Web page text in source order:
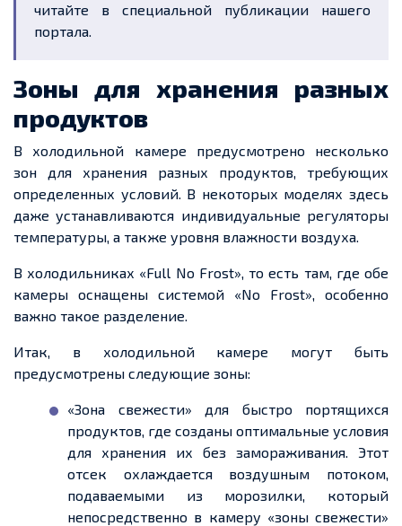
читайте в специальной публикации нашего
портала.
Зоны для хранения разных
продуктов
В холодильной камере предусмотрено несколько
зон для хранения разных продуктов, требующих
определенных условий. В некоторых моделях здесь
даже устанавливаются индивидуальные регуляторы
температуры, а также уровня влажности воздуха.
В холодильниках «Full No Frost», то есть там, где обе
камеры оснащены системой «No Frost», особенно
важно такое разделение.
Итак, в холодильной камере могут быть
предусмотрены следующие зоны:
«Зона свежести» для быстро портящихся
продуктов, где созданы оптимальные условия
для хранения их без замораживания. Этот
отсек охлаждается воздушным потоком,
подаваемыми из морозилки, который
непосредственно в камеру «зоны свежести»